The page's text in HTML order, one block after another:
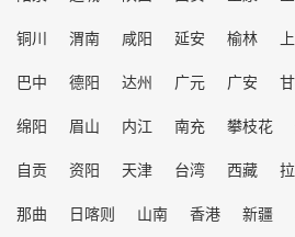
铜川
渭南 咸阳 延安 榆林
巴中
德阳 达州 广元 广安
绵阳
眉山 内江 南充 攀枝花
自贡
资阳 天津 台湾 西藏
那曲
日喀则 山南 香港 新疆